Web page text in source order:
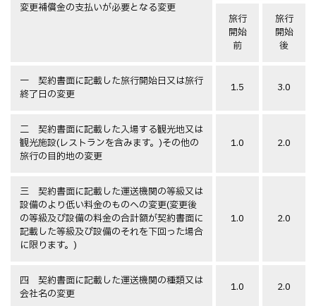
変更補償金の支払いが必要となる変更
旅行
開始
前
旅行
開始
後
一 契約書面に記載した旅行開始日又は旅行
終了日の変更
1.5 3.0
二 契約書面に記載した入場する観光地又は
観光施設(レストランを含みます。)その他の
旅行の目的地の変更
1.0 2.0
三 契約書面に記載した運送機関の等級又は
設備のより低い料金のものへの変更(変更後
の等級及び設備の料金の合計額が契約書面に
記載した等級及び設備のそれを下回った場合
に限ります。)
1.0 2.0
四 契約書面に記載した運送機関の種類又は
会社名の変更
1.0 2.0